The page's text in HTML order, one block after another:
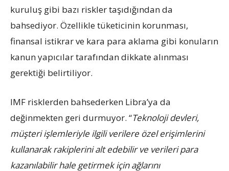
kuruluş gibi bazı riskler taşıdığından da
bahsediyor. Özellikle tüketicinin korunması,
finansal istikrar ve kara para aklama gibi konuların
kanun yapıcılar tarafından dikkate alınması
gerektiği belirtiliyor.
IMF risklerden bahsederken Libra’ya da
değinmekten geri durmuyor. “Teknoloji devleri,
müşteri işlemleriyle ilgili verilere özel erişimlerini
kullanarak rakiplerini alt edebilir ve verileri para
kazanılabilir hale getirmek için ağlarını